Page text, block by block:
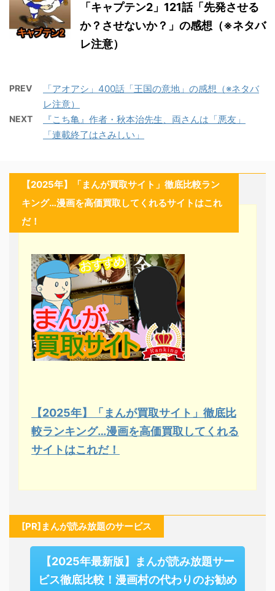
「キャプテン2」121話「先発させる
か？させないか？」の感想（※ネタバ
レ注意）
PREV
「アオアシ」400話「王国の意地」の感想（※ネタバ
レ注意）
NEXT
『こち亀』作者・秋本治先生、両さんは「悪友」
「連載終了はさみしい」
【2025年】「まんが買取サイト」徹底比較ラン
キング…漫画を高価買取してくれるサイトはこれ
だ！
【2025年】「まんが買取サイト」徹底比
較ランキング…漫画を高価買取してくれる
サイトはこれだ！
[PR]まんが読み放題のサービス
【2025年最新版】まんが読み放題サー
ビス徹底比較！漫画村の代わりのお勧め